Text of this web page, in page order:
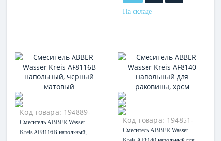
На складе
Код товара: 194889-
35
Смеситель ABBER Wasser
Kreis AF8116B напольный,
Код товара: 194851-
35
Смеситель ABBER Wasser